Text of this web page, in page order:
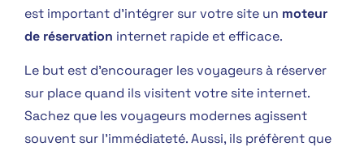
est important d’intégrer sur votre site un moteur
de réservation internet rapide et efficace.
Le but est d’encourager les voyageurs à réserver
sur place quand ils visitent votre site internet.
Sachez que les voyageurs modernes agissent
souvent sur l’immédiateté. Aussi, ils préfèrent que